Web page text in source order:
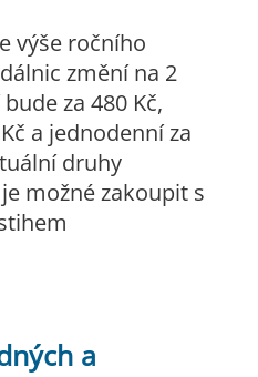
výše ročního
změní na 2
za 480 Kč,
a jednodenní za
druhy
možné zakoupit s
a